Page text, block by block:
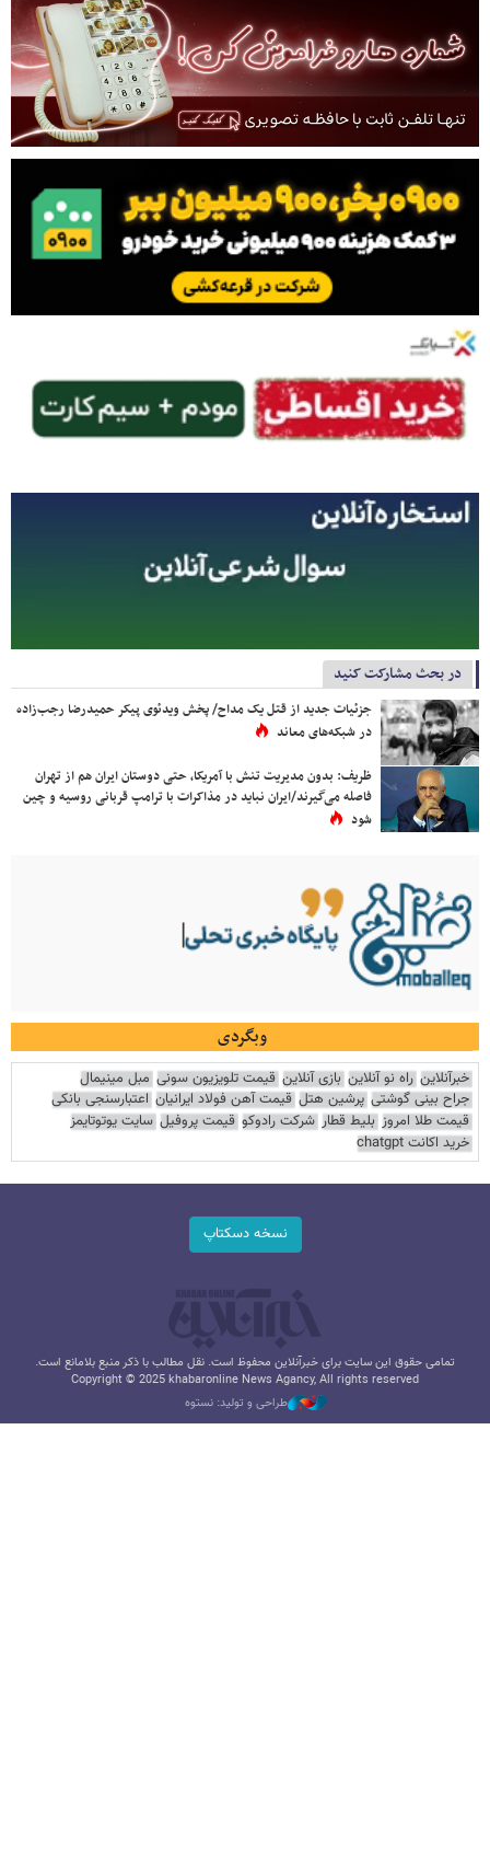
در بحث مشارکت کنید
جزئیات جدید از قتل یک مداح/ پخش ویدئوی پیکر حمیدرضا رجب‌زاده
در شبکه‌های معاند
ظریف: بدون مدیریت تنش با آمریکا، حتی دوستان ایران هم از تهران
فاصله می‌گیرند/ایران نباید در مذاکرات با ترامپ قربانی روسیه و چین
شود
وبگردی
خبرآنلاین راه نو آنلاین بازی آنلاین قیمت تلویزیون سونی مبل مینیمال
جراح بینی گوشتی پرشین هتل قیمت آهن فولاد ایرانیان اعتبارسنجی بانکی
قیمت طلا امروز بلیط قطار شرکت رادوکو قیمت پروفیل سایت یوتوتایمز
خرید اکانت chatgpt
نسخه دسکتاپ
تمامی حقوق این سایت برای خبرآنلاین محفوظ است. نقل مطالب با ذکر منبع بلامانع است.
Copyright © 2025 khabaronline News Agancy, All rights reserved
طراحی و تولید: نستوه